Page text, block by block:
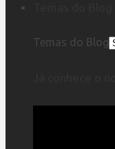
Temas do Blog